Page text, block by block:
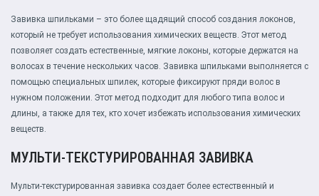
Завивка шпильками – это более щадящий способ создания локонов,
который не требует использования химических веществ. Этот метод
позволяет создать естественные, мягкие локоны, которые держатся на
волосах в течение нескольких часов. Завивка шпильками выполняется с
помощью специальных шпилек, которые фиксируют пряди волос в
нужном положении. Этот метод подходит для любого типа волос и
длины, а также для тех, кто хочет избежать использования химических
веществ.
МУЛЬТИ-ТЕКСТУРИРОВАННАЯ ЗАВИВКА
Мульти-текстурированная завивка создает более естественный и